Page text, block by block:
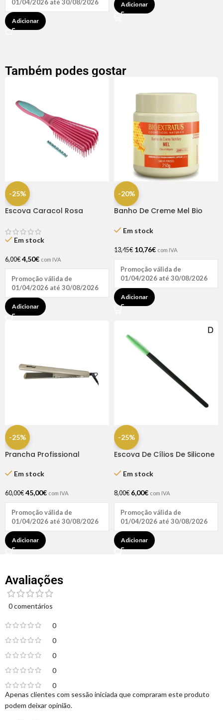
01/04/2026 até 30/08/2026
Adicionar
Adicionar
Também podes gostar
-25%
Escova Caracol Rosa
Em stock
6,00€ 4,50€ com IVA
Promoção válida de
01/04/2026 até 30/08/2026
Adicionar
-20%
Banho De Creme Mel Bio
Em stock
13,45€ 10,76€ com IVA
Promoção válida de
01/04/2026 até 30/08/2026
Adicionar
-25%
Prancha Profissional
Em stock
60,00€ 45,00€ com IVA
Promoção válida de
01/04/2026 até 30/08/2026
Adicionar
-25%
Escova De Cílios De Silicone
Em stock
8,00€ 6,00€ com IVA
Promoção válida de
01/04/2026 até 30/08/2026
Adicionar
Avaliações
0 comentários
0
0
0
0
0
Apenas clientes com sessão iniciada que compraram este produto
podem deixar opinião.